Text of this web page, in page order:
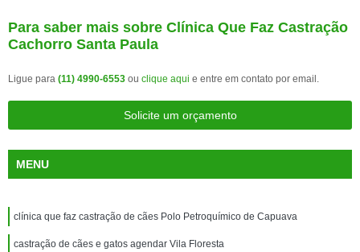
Para saber mais sobre Clínica Que Faz Castração
Cachorro Santa Paula
Ligue para (11) 4990-6553 ou clique aqui e entre em contato por email.
Solicite um orçamento
MENU
clínica que faz castração de cães Polo Petroquímico de Capuava
castração de cães e gatos agendar Vila Floresta